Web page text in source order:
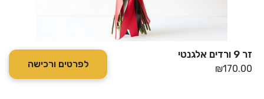
זר 9 ורדים אלגנטי
₪170.00 לפרטים ורכישה